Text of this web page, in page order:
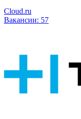
Cloud.ru
Вакансии: 57